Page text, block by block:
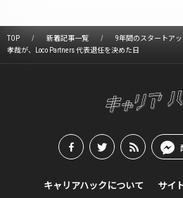
TOP 新着記事一覧
9年間のスタートア
孝哉が、Loco Partners 代表退任を決めた日
キャリアハックについて サイ